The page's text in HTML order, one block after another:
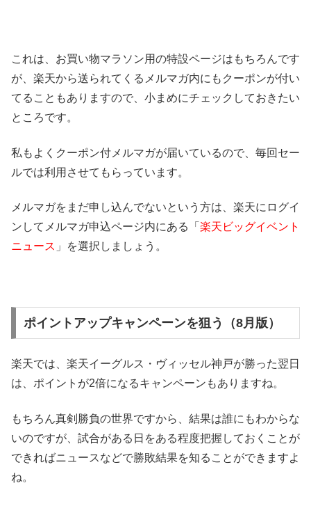
これは、お買い物マラソン用の特設ページはもちろんです
が、楽天から送られてくるメルマガ内にもクーポンが付い
てることもありますので、小まめにチェックしておきたい
ところです。
私もよくクーポン付メルマガが届いているので、毎回セー
ルでは利用させてもらっています。
メルマガをまだ申し込んでないという方は、楽天にログイ
ンしてメルマガ申込ページ内にある「 楽天ビッグイベント
ニュース 」を選択しましょう。
ポイントアップキャンペーンを狙う（8月版）
楽天では、楽天イーグルス・ヴィッセル神戸が勝った翌日
は、ポイントが2倍になるキャンペーンもありますね。
もちろん真剣勝負の世界ですから、結果は誰にもわからな
いのですが、試合がある日をある程度把握しておくことが
できればニュースなどで勝敗結果を知ることができますよ
ね。